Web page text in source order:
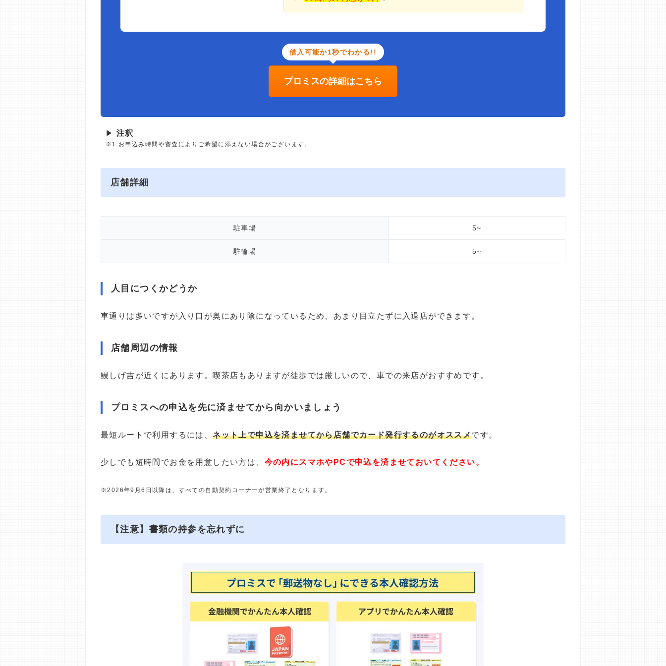
借入可能か1秒でわかる!!
プロミスの詳細はこちら
▶ 注釈
※1.お申込み時間や審査によりご希望に添えない場合がございます。
店舗詳細
駐車場 5~
駐輪場 5~
人目につくかどうか
車通りは多いですが入り口が奥にあり陰になっているため、あまり目立たずに入退店ができます。
店舗周辺の情報
鰻しげ吉が近くにあります。喫茶店もありますが徒歩では厳しいので、車での来店がおすすめです。
プロミスへの申込を先に済ませてから向かいましょう
最短ルートで利用するには、ネット上で申込を済ませてから店舗でカード発行するのがオススメです。
少しでも短時間でお金を用意したい方は、 今の内にスマホやPCで申込を済ませておいてください。
※2026年9月6日以降は、すべての自動契約コーナーが営業終了となります。
【注意】書類の持参を忘れずに